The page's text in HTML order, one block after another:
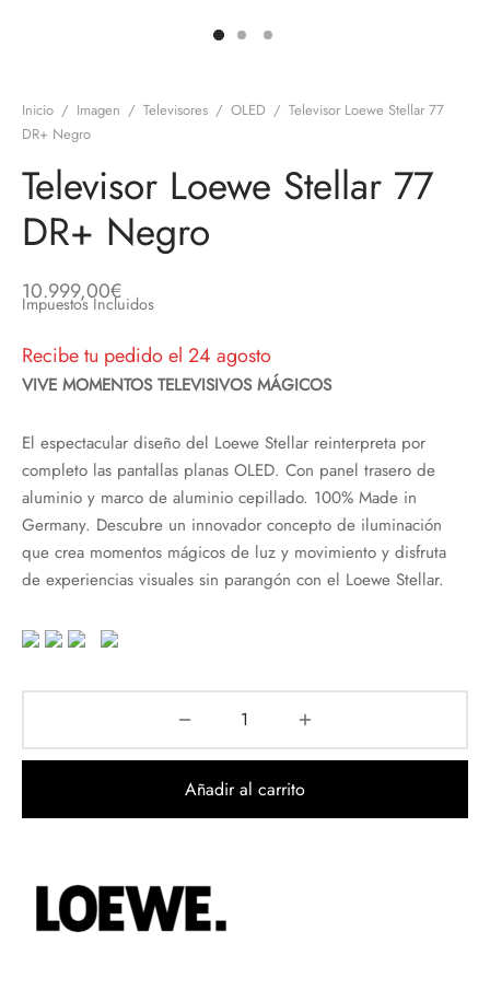
Inicio / Imagen / Televisores / OLED / Televisor Loewe Stellar 77
DR+ Negro
Televisor Loewe Stellar 77
DR+ Negro
10.999,00€
Impuestos Incluidos
Recibe tu pedido el 24 agosto
VIVE MOMENTOS TELEVISIVOS MÁGICOS
El espectacular diseño del Loewe Stellar reinterpreta por
completo las pantallas planas OLED. Con panel trasero de
aluminio y marco de aluminio cepillado. 100% Made in
Germany. Descubre un innovador concepto de iluminación
que crea momentos mágicos de luz y movimiento y disfruta
de experiencias visuales sin parangón con el Loewe Stellar.
Añadir al carrito
Equipos de Sonido